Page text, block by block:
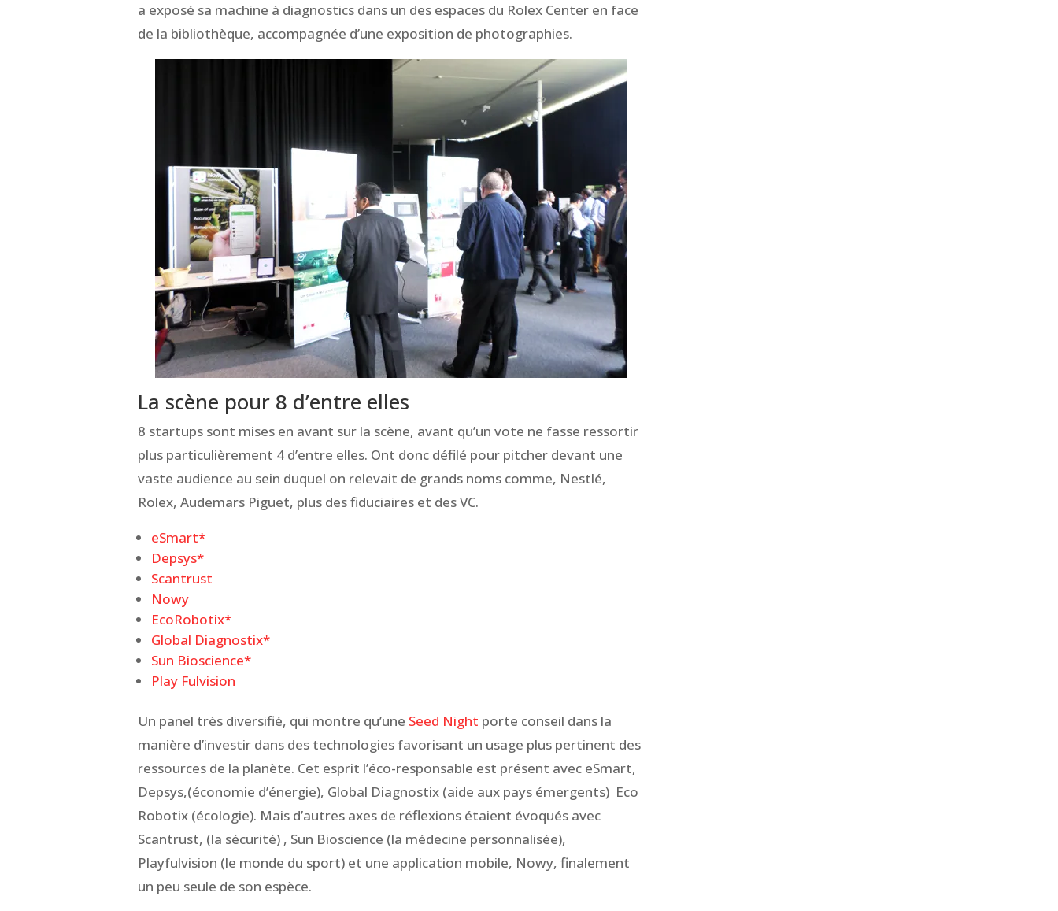
a exposé sa machine à diagnostics dans un des espaces du Rolex Center en face
de la bibliothèque, accompagnée d’une exposition de photographies.
La scène pour 8 d’entre elles
8 startups sont mises en avant sur la scène, avant qu’un vote ne fasse ressortir
plus particulièrement 4 d’entre elles. Ont donc défilé pour pitcher devant une
vaste audience au sein duquel on relevait de grands noms comme, Nestlé,
Rolex, Audemars Piguet, plus des fiduciaires et des VC.
eSmart*
Depsys*
Scantrust
Nowy
EcoRobotix*
Global Diagnostix*
Sun Bioscience*
Play Fulvision
Un panel très diversifié, qui montre qu’une Seed Night porte conseil dans la
manière d’investir dans des technologies favorisant un usage plus pertinent des
ressources de la planète. Cet esprit l’éco-responsable est présent avec eSmart,
Depsys,(économie d’énergie), Global Diagnostix (aide aux pays émergents) Eco
Robotix (écologie). Mais d’autres axes de réflexions étaient évoqués avec
Scantrust, (la sécurité) , Sun Bioscience (la médecine personnalisée),
Playfulvision (le monde du sport) et une application mobile, Nowy, finalement
un peu seule de son espèce.